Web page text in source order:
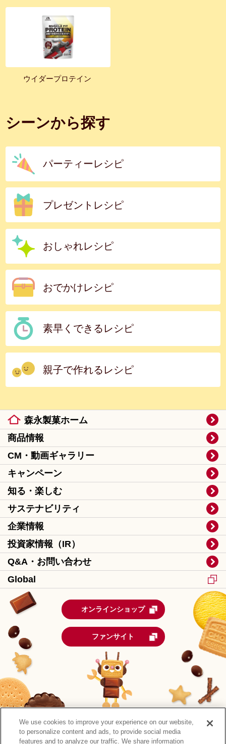
ウイダープロテイン
シーンから探す
パーティーレシピ
プレゼントレシピ
おしゃれレシピ
おでかけレシピ
素早くできるレシピ
親子で作れるレシピ
森永製菓ホーム
商品情報
CM・動画ギャラリー
キャンペーン
知る・楽しむ
サステナビリティ
企業情報
投資家情報（IR）
Q&A・お問い合わせ
Global
オンラインショップ
ファンサイト
We use cookies to improve your experience on our website,
to personalize content and ads, to provide social media
features and to analyze our traffic. We share information